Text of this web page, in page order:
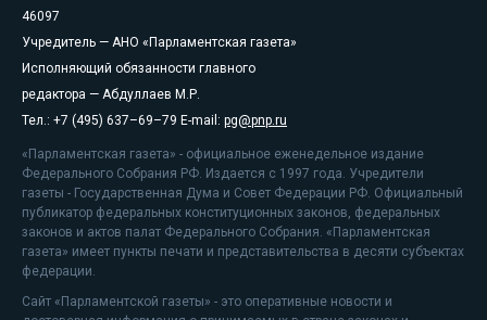
46097
Учредитель — АНО «Парламентская газета»
Исполняющий обязанности главного
редактора — Абдуллаев М.Р.
Тел.: +7 (495) 637–69–79 E-mail: pg@pnp.ru
«Парламентская газета» - официальное еженедельное издание
Федерального Собрания РФ. Издается с 1997 года. Учредители
газеты - Государственная Дума и Совет Федерации РФ. Официальный
публикатор федеральных конституционных законов, федеральных
законов и актов палат Федерального Собрания. «Парламентская
газета» имеет пункты печати и представительства в десяти субъектах
федерации.
Сайт «Парламентской газеты» - это оперативные новости и